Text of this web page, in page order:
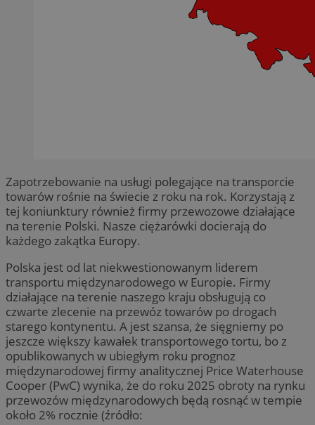
Zapotrzebowanie na usługi polegające na transporcie
towarów rośnie na świecie z roku na rok. Korzystają z
tej koniunktury również firmy przewozowe działające
na terenie Polski. Nasze ciężarówki docierają do
każdego zakątka Europy.
Polska jest od lat niekwestionowanym liderem
transportu międzynarodowego w Europie. Firmy
działające na terenie naszego kraju obsługują co
czwarte zlecenie na przewóz towarów po drogach
starego kontynentu. A jest szansa, że sięgniemy po
jeszcze większy kawałek transportowego tortu, bo z
opublikowanych w ubiegłym roku prognoz
międzynarodowej firmy analitycznej Price Waterhouse
Cooper (PwC) wynika, że do roku 2025 obroty na rynku
przewozów międzynarodowych będą rosnąć w tempie
około 2% rocznie (źródło: